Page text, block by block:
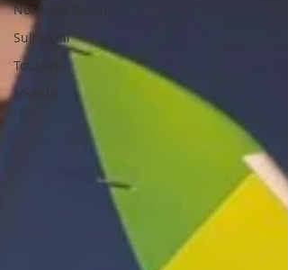
Nordeste Brasil
Sul Brasil
Toulouse
Mundo